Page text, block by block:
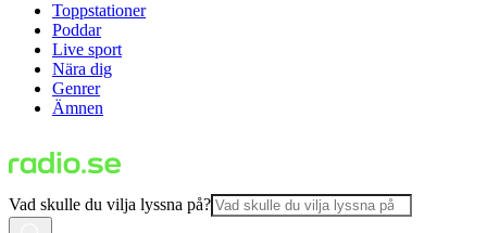
Toppstationer
Poddar
Live sport
Nära dig
Genrer
Ämnen
Vad skulle du vilja lyssna på?